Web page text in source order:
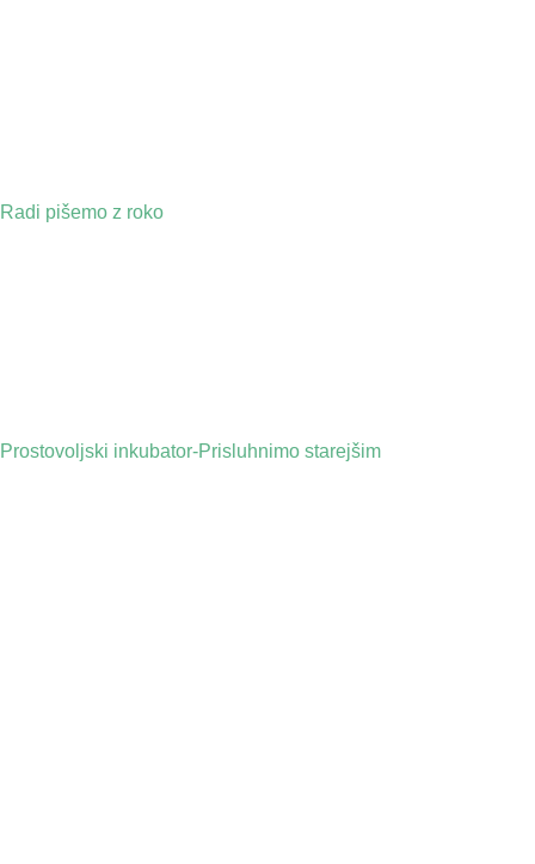
Radi pišemo z roko
Prostovoljski inkubator-Prisluhnimo starejšim